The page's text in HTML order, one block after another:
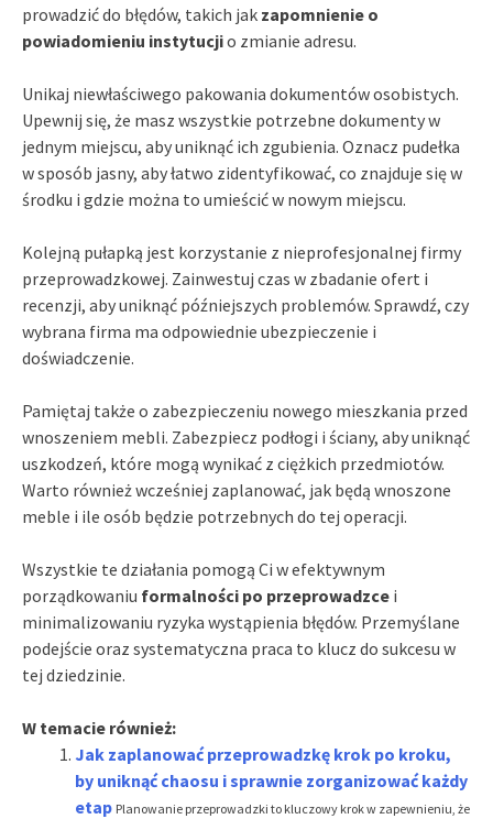
prowadzić do błędów, takich jak zapomnienie o
powiadomieniu instytucjio zmianie adresu.
Unikaj niewłaściwego pakowania dokumentów osobistych.
Upewnij się, że masz wszystkie potrzebne dokumenty w
jednym miejscu, aby uniknąć ich zgubienia. Oznacz pudełka
w sposób jasny, aby łatwo zidentyfikować, co znajduje się w
środku i gdzie można to umieścić w nowym miejscu.
Kolejną pułapką jest korzystanie z nieprofesjonalnej firmy
przeprowadzkowej. Zainwestuj czas w zbadanie ofert i
recenzji, aby uniknąć późniejszych problemów. Sprawdź, czy
wybrana firma ma odpowiednie ubezpieczenie i
doświadczenie.
Pamiętaj także o zabezpieczeniu nowego mieszkania przed
wnoszeniem mebli. Zabezpiecz podłogi i ściany, aby uniknąć
uszkodzeń, które mogą wynikać z ciężkich przedmiotów.
Warto również wcześniej zaplanować, jak będą wnoszone
meble i ile osób będzie potrzebnych do tej operacji.
Wszystkie te działania pomogą Ci w efektywnym
porządkowaniu formalności po przeprowadzce i
minimalizowaniu ryzyka wystąpienia błędów. Przemyślane
podejście oraz systematyczna praca to klucz do sukcesu w
tej dziedzinie.
W temacie również:
Jak zaplanować przeprowadzkę krok po kroku,
by uniknąć chaosu i sprawnie zorganizować każdy
etap Planowanie przeprowadzki to kluczowy krok w zapewnieniu, że